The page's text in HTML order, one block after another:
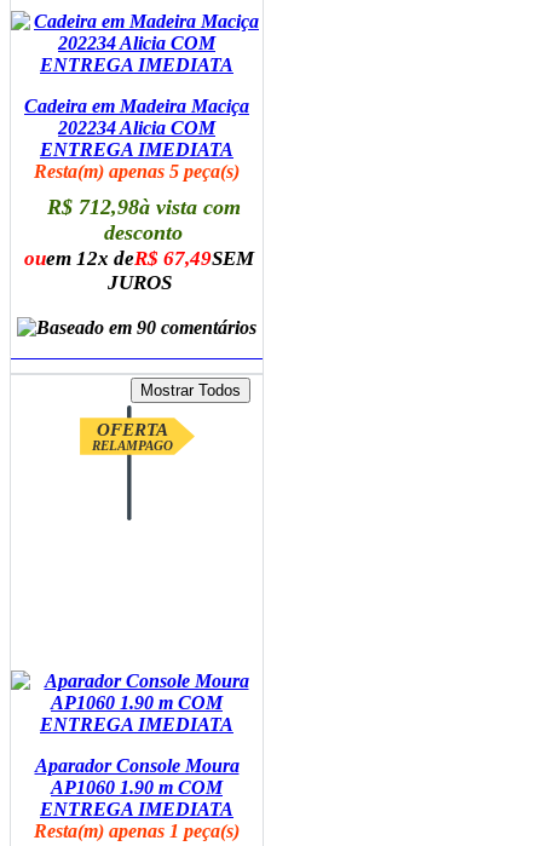
Cadeira em Madeira Maciça
202234 Alicia COM
ENTREGA IMEDIATA
Resta(m) apenas 5 peça(s)
R$ 712,98à vista com
desconto
ouem 12x deR$ 67,49SEM
JUROS
OFERTA
RELAMPAGO
Aparador Console Moura
AP1060 1.90 m COM
ENTREGA IMEDIATA
Resta(m) apenas 1 peça(s)